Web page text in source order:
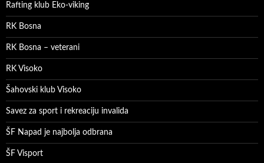
Rafting klub Eko-viking
RK Bosna
RK Bosna – veterani
RK Visoko
Šahovski klub Visoko
Savez za sport i rekreaciju invalida
ŠF Napad je najbolja odbrana
ŠF Visport